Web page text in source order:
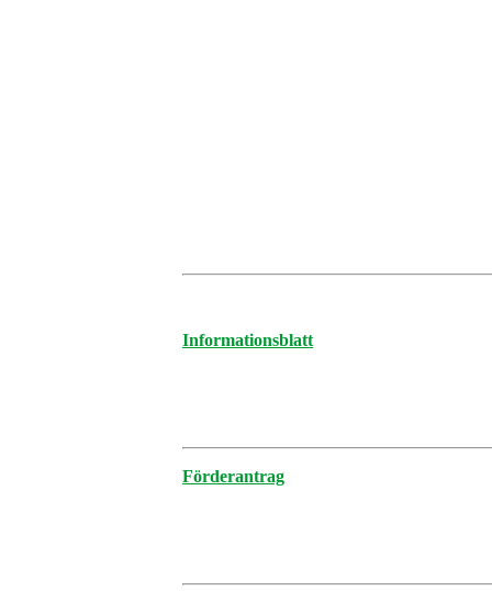
Informationsblatt
Förderantrag